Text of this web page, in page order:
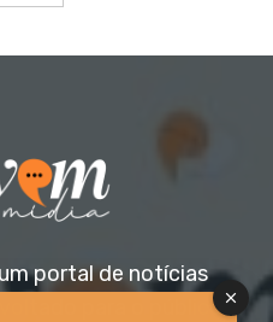
portal de notícias
para o público